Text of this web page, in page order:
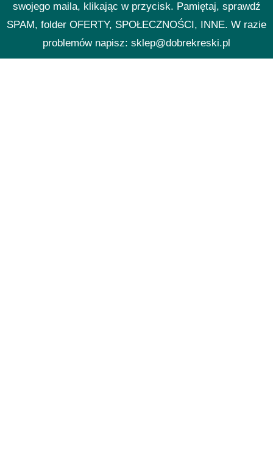
swojego maila, klikając w przycisk. Pamiętaj, sprawdź
SPAM, folder OFERTY, SPOŁECZNOŚCI, INNE. W razie
problemów napisz: sklep@dobrekreski.pl